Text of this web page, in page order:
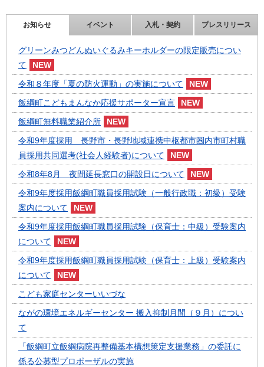
お知らせ イベント 入札・契約 プレスリリース
グリーンみつどんぬいぐるみキーホルダーの限定販売につい
て
令和８年度「夏の防火運動」の実施について
飯綱町こどもまんなか応援サポーター宣言
飯綱町無料職業紹介所
令和9年度採用 長野市・長野地域連携中枢都市圏内市町村職
員採用共同選考(社会人経験者)について
令和8年8月 夜間延長窓口の開設日について
令和9年度採用飯綱町職員採用試験（一般行政職：初級）受験
案内について
令和9年度採用飯綱町職員採用試験（保育士：中級）受験案内
について
令和9年度採用飯綱町職員採用試験（保育士：上級）受験案内
について
こども家庭センターいいづな
ながの環境エネルギーセンター 搬入抑制月間（９月）につい
て
「飯綱町立飯綱病院再整備基本構想策定支援業務」の委託に
係る公募型プロポーザルの実施